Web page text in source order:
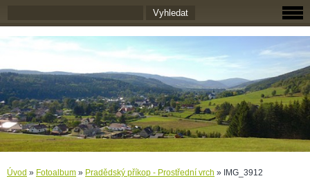
Úvod » Fotoalbum » Pradědský příkop - Prostřední vrch » IMG_3912